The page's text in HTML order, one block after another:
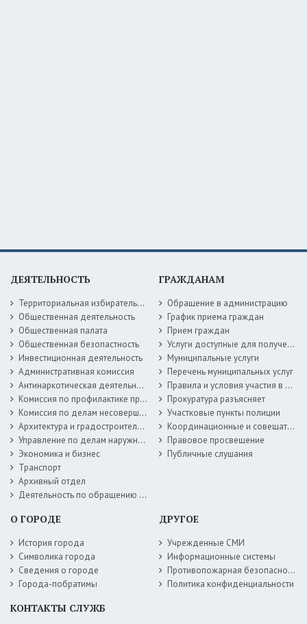
ДЕЯТЕЛЬНОСТЬ
Территориальная избирательная комиссия
Общественная деятельность
Общественная палата
Общественная безопастность
Инвестиционная деятельность
Административная комиссия
Антинаркотическая деятельность
Комиссия по профилактике правонарушений
Комиссия по делам несовершеннолетних
Архитектура и градостроительство
Управление по делам наружной рекламы
Экономика и бизнес
Транспорт
Архивный отдел
Деятельность по обращению с животными без владельцев
ГРАЖДАНАМ
Обращение в администрацию
График приема граждан
Прием граждан
Услуги доступные для получения в электронной форме
Муниципальные услуги
Перечень муниципальных услуг
Правила и условия участия в жилищных программах
Прокуратура разъясняет
Участковые пункты полиции
Координационные и совещательные органы
Правовое просвещение
Публичные слушания
О ГОРОДЕ
История города
Символика города
Сведения о городе
Города-побратимы
ДРУГОЕ
Учрежденные СМИ
Информационные системы
Противопожарная безопасность
Политика конфиденциальности
КОНТАКТЫ СЛУЖБ